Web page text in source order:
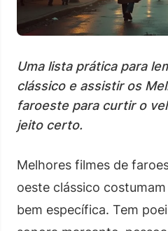
Uma lista prática para
clássico e assistir os
faroeste para curtir o
jeito certo.
Melhores filmes de
oeste clássico
bem específica. Tem